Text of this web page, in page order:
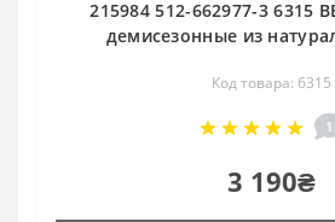
215984 512-662977-3 6315
демисезонные из
Код товара: 6315
1
3 190₴